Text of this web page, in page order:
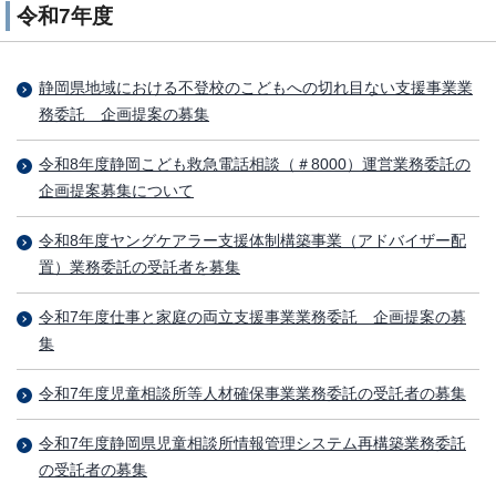
令和7年度
静岡県地域における不登校のこどもへの切れ目ない支援事業業
務委託 企画提案の募集
令和8年度静岡こども救急電話相談（＃8000）運営業務委託の
企画提案募集について
令和8年度ヤングケアラー支援体制構築事業（アドバイザー配
置）業務委託の受託者を募集
令和7年度仕事と家庭の両立支援事業業務委託 企画提案の募
集
令和7年度児童相談所等人材確保事業業務委託の受託者の募集
令和7年度静岡県児童相談所情報管理システム再構築業務委託
の受託者の募集